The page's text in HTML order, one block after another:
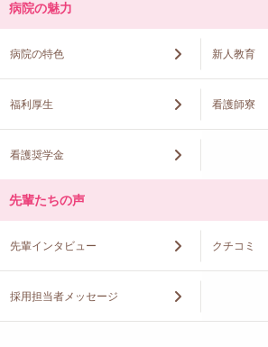
病院の魅力
病院の特色 新人教育
福利厚生 看護師寮
看護奨学金
先輩たちの声
先輩インタビュー クチコミ
採用担当者メッセージ